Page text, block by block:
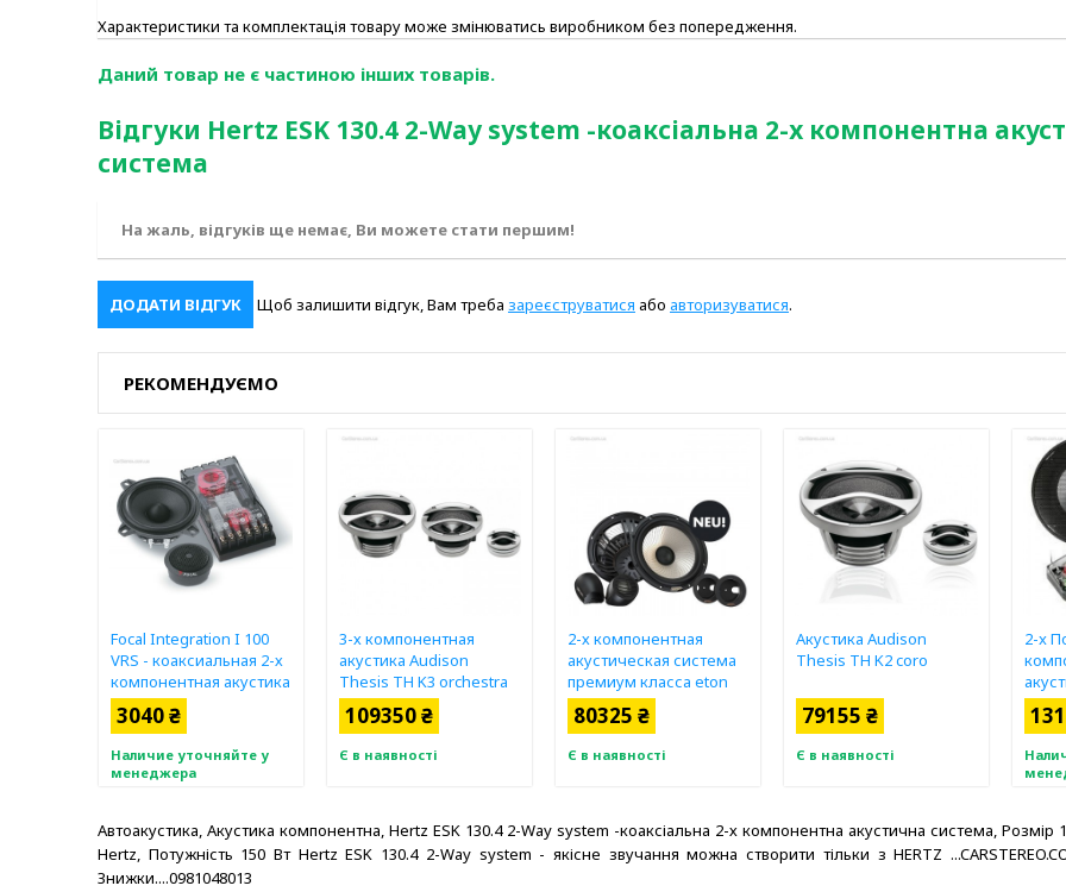
Характеристики та комплектація товару може змінюватись виробником без попередження.
Даний товар не є частиною інших товарів.
Відгуки Hertz ESK 130.4 2-Way system -коаксіальна 2-х компонентна
система
На жаль, відгуків ще немає, Ви можете стати першим!
ДОДАТИ ВІДГУК Щоб залишити відгук, Вам треба зареєструватися або авторизуватися.
РЕКОМЕНДУЄМО
Focal Integration I 100
VRS - коаксиальная 2-х
компонентная акустика
3040 ₴
Наличие уточняйте у
менеджера
3-х компонентная
акустика Audison
Thesis TH K3 orchestra
109350 ₴
Є в наявності
2-х компонентная
акустическая система
премиум класса eton
CORE S2 (16.5См)
80325 ₴
Є в наявності
Акустика Audison
Thesis TH K2 coro
79155 ₴
Є в наявності
2-x
Автоакустика, Акустика компонентна, Hertz ESK 130.4 2-Way system -коаксіальна 2-х компонентна акустична система,
Hertz, Потужність 150 Вт Hertz ESK 130.4 2-Way system - якісне звучання можна створити тільки з HERTZ
Знижки....0981048013